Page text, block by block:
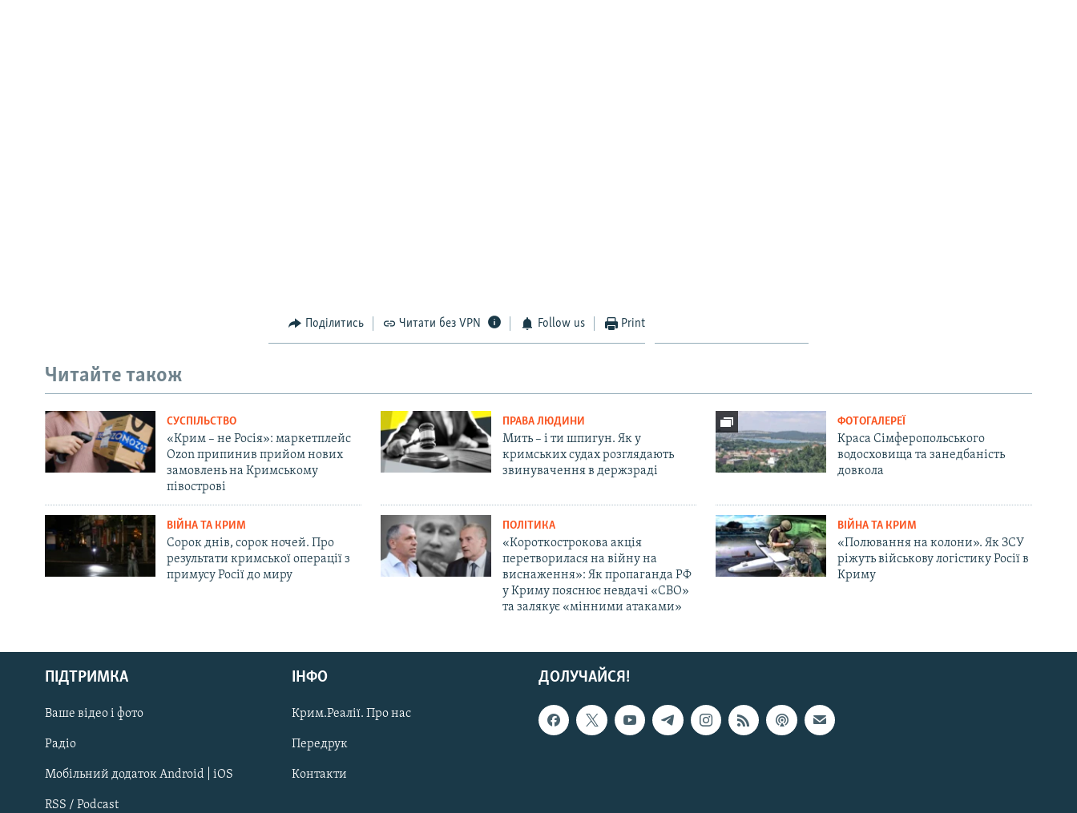
Русский
Qırımtatar
ДОЛУЧАЙСЯ!
Поділитись Читати без VPN Follow us Print
Читайте також
СУСПІЛЬСТВО
«Крим – не Росія»: маркетплейс
Ozon припинив прийом нових
замовлень на Кримському
півострові
ПРАВА ЛЮДИНИ
Мить – і ти шпигун. Як у
кримських судах розглядають
звинувачення в держзраді
ФОТОГАЛЕРЕЇ
Краса Сімферопольського
водосховища та занедбаність
довкола
ВІЙНА ТА КРИМ
Сорок днів, сорок ночей. Про
результати кримської операції з
примусу Росії до миру
ПОЛІТИКА
«Короткострокова акція
перетворилася на війну на
виснаження»: Як пропаганда РФ
у Криму пояснює невдачі «СВО»
та залякує «мінними атаками»
ВІЙНА ТА КРИМ
«Полювання на колони». Як ЗСУ
ріжуть військову логістику Росії в
Криму
ДОЛУЧАЙСЯ!
ПІДТРИМКА
Ваше відео і фото
Радіо
Мобільний додаток Android | iOS
RSS / Podcast
ІНФО
Крим.Реалії. Про нас
Передрук
Контакти